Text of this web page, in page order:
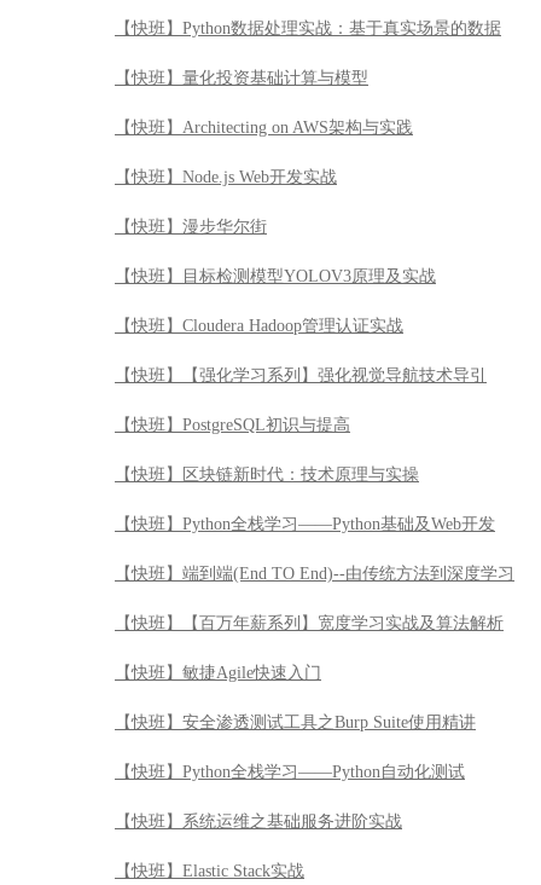
【快班】Python数据处理实战：基于真实场景的数据
【快班】量化投资基础计算与模型
【快班】Architecting on AWS架构与实践
【快班】Node.js Web开发实战
【快班】漫步华尔街
【快班】目标检测模型YOLOV3原理及实战
【快班】Cloudera Hadoop管理认证实战
【快班】【强化学习系列】强化视觉导航技术导引
【快班】PostgreSQL初识与提高
【快班】区块链新时代：技术原理与实操
【快班】Python全栈学习——Python基础及Web开发
【快班】端到端(End TO End)--由传统方法到深度学习
【快班】【百万年薪系列】宽度学习实战及算法解析
【快班】敏捷Agile快速入门
【快班】安全渗透测试工具之Burp Suite使用精讲
【快班】Python全栈学习——Python自动化测试
【快班】系统运维之基础服务进阶实战
【快班】Elastic Stack实战